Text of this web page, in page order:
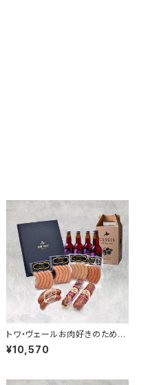
トワ・ヴェールお肉好きのための
ギフトセットと「黒松内カシスエ
ール330ml」4本
¥10,570